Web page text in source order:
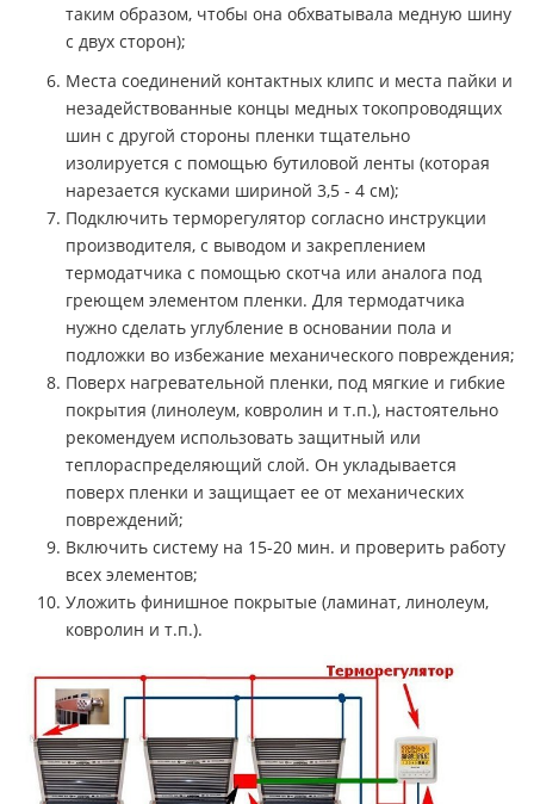
таким образом, чтобы она обхватывала медную шину
с двух сторон);
Места соединений контактных клипс и места пайки и
незадействованные концы медных токопроводящих
шин с другой стороны пленки тщательно
изолируется с помощью бутиловой ленты (которая
нарезается кусками шириной 3,5 - 4 см);
Подключить терморегулятор согласно инструкции
производителя, с выводом и закреплением
термодатчика с помощью скотча или аналога под
греющем элементом пленки. Для термодатчика
нужно сделать углубление в основании пола и
подложки во избежание механического повреждения;
Поверх нагревательной пленки, под мягкие и гибкие
покрытия (линолеум, ковролин и т.п.), настоятельно
рекомендуем использовать защитный или
теплораспределяющий слой. Он укладывается
поверх пленки и защищает ее от механических
повреждений;
Включить систему на 15-20 мин. и проверить работу
всех элементов;
Уложить финишное покрытые (ламинат, линолеум,
ковролин и т.п.).